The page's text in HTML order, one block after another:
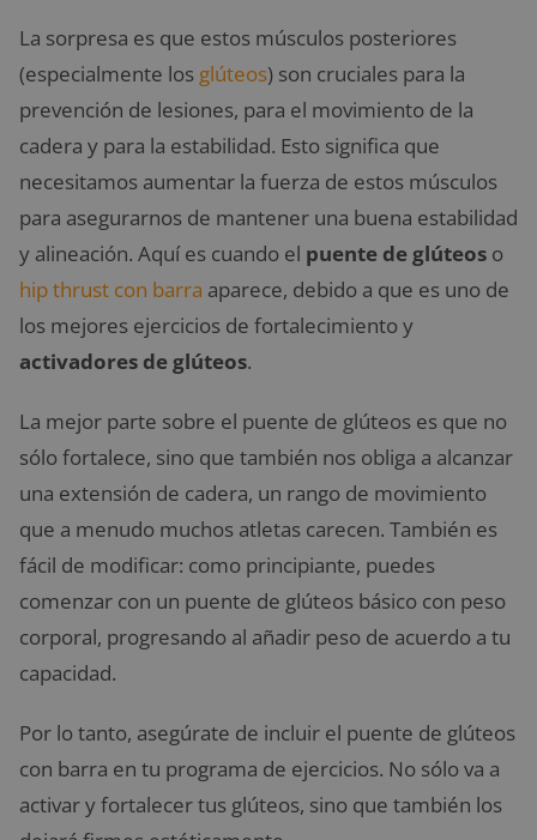
La sorpresa es que estos músculos posteriores
(especialmente los glúteos) son cruciales para la
prevención de lesiones, para el movimiento de la
cadera y para la estabilidad. Esto significa que
necesitamos aumentar la fuerza de estos músculos
para asegurarnos de mantener una buena estabilidad
y alineación. Aquí es cuando el puente de glúteos o
hip thrust con barra aparece, debido a que es uno de
los mejores ejercicios de fortalecimiento y
activadores de glúteos.
La mejor parte sobre el puente de glúteos es que no
sólo fortalece, sino que también nos obliga a alcanzar
una extensión de cadera, un rango de movimiento
que a menudo muchos atletas carecen. También es
fácil de modificar: como principiante, puedes
comenzar con un puente de glúteos básico con peso
corporal, progresando al añadir peso de acuerdo a tu
capacidad.
Por lo tanto, asegúrate de incluir el puente de glúteos
con barra en tu programa de ejercicios. No sólo va a
activar y fortalecer tus glúteos, sino que también los